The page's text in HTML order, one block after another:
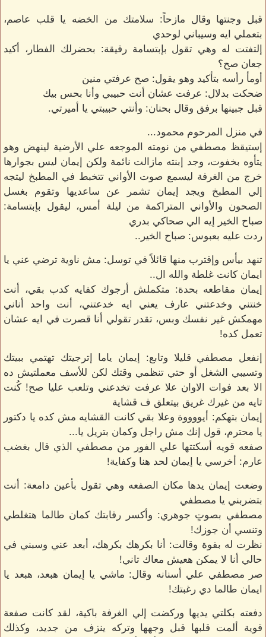
قبل وجنتها وقال مازحاً: سلامتك من الخضه يا قلب عاصم،
بتعملي ايه وسيباني لوحدي
إلتفتت له وهي تقول بإبتسامة رقيقة: بحضرلك الفطار، أكيد
جعان صح؟
أومأ رأسه بتأكيد وهو يقول: صح عرفتي منين
ضحكت بدلال: عرفت عشان أنت حبيبي وأنا بحس بيك
قبل جبينها برفق وقال بحنان: وأنتي حبيبتي يا أميرتي.
في منزل المرحوم محمود...
إستيقظ مصطفي من نومته الموجعه علي الأرضية لينهض وهو
يتأوه بخفوت، وجد إبنته مازالت نائمة ولكن إيمان ليس بجوارها
خرج من الغرفة ليسمع صوت الأواني تتخبط في المطبخ ليتجه
إلي المطبخ ويجد إيمان تشمر عن ساعديها وتقوم بغسل
الصحون والأواني المتراكمة من ليلة أمس، ليقول بإبتسامة:
صباح الخير إيه الي صحاكي بدري
ردت عليه بعبوس: صباح الخير..
تنهد بيأس وإقترب منها قائلاً في توسل: مش ناوية ترضي عني يا
ايمان كانت غلطة والله ال..
إيمان مقاطعه بحدة: متكملش أرجوك كفايه كدب بقي، أنت
خنتني وخدعتني عارف يعني ايه خدعتني، أنت واحد أناني
مهمكش غير نفسك وبس، تقدر تقولي أنا قصرت في ايه عشان
تعمل كده!
إنفعل مصطفي قليلا وتابع: إيمان ياما إترجيتك تهتمي ببيتك
وتسيبي الشغل أو حتي تنظمي وقتك لكن للأسف معملتيش ده
الا بعد فوات الاوان علا عرفت تخدعني وتلعب عليا صح! كُنت
تايه من غيرك غريق بيتعلق ف قشاية
إيمان بتهكم: أيووووة وعلا بقي كانت القشايه مش كده يا دكتور
يا محترم، قول إنك مش راجل وكمان بتريل يا...
صفعه قويه أسكتتها علي الفور من مصطفي الذي قال بغضب
عارم: أخرسي يا إيمان لحد هنا وكفاية!
وضعت إيمان يدها مكان الصفعه وهي تقول بأعين دامعة: أنت
بتضربني يا مصطفي
مصطفي بصوتٍ جوهري: وأكسر رقابتك كمان طالما هتغلطي
وتنسي أن جوزك!
نظرت له بقوة وقالت: أنا بكرهك بكرهك، أبعد عني وسبني في
حالي أنا لا يمكن هعيش معاك تاني!
صر مصطفي علي أسنانه وقال: ماشي يا إيمان هبعد، هبعد يا
ايمان طالما دي رغبتك!
دفعته بكلتي يديها وركضت إلي الغرفة باكية، لقد كانت صفعة
قوية ألمت قلبها قبل وجهها وتركه ينزف من جديد، وكذلك